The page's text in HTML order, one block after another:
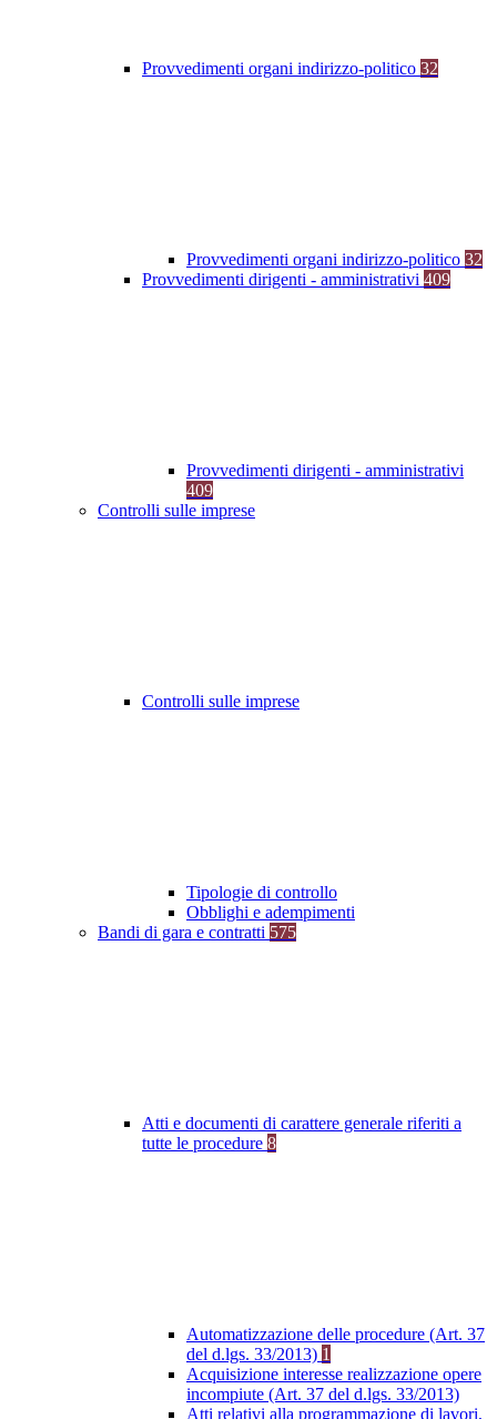
Provvedimenti organi indirizzo-politico 32
Provvedimenti organi indirizzo-politico 32
Provvedimenti dirigenti - amministrativi 409
Provvedimenti dirigenti - amministrativi
409
Controlli sulle imprese
Controlli sulle imprese
Tipologie di controllo
Obblighi e adempimenti
Bandi di gara e contratti 575
Atti e documenti di carattere generale riferiti a
tutte le procedure 8
Automatizzazione delle procedure (Art. 37
del d.lgs. 33/2013) 1
Acquisizione interesse realizzazione opere
incompiute (Art. 37 del d.lgs. 33/2013)
Atti relativi alla programmazione di lavori,